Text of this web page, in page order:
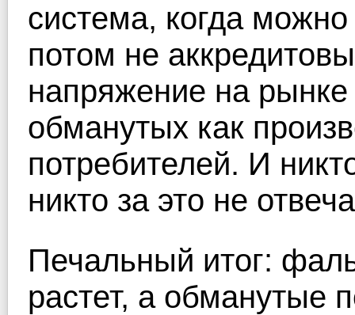
система, когда
потом не
напряжение на рынке
обманутых как
потребителей. И
никто за это не
Печальный итог:
растет, а обманутые